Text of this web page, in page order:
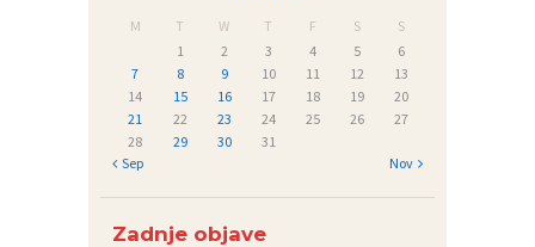
M T W T F S
S
1
2 3 4 5
6
7
8 9 10 11 12
13
14
15 16 17 18 19
20
21
22 23 24 25 26
27
28
29 30
31
« Sep
Nov »
Zadnje objave